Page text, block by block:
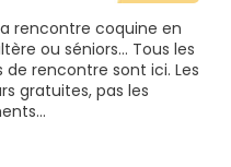
rencontre coquine en
ou séniors… Tous les
rencontre sont ici. Les
gratuites, pas les